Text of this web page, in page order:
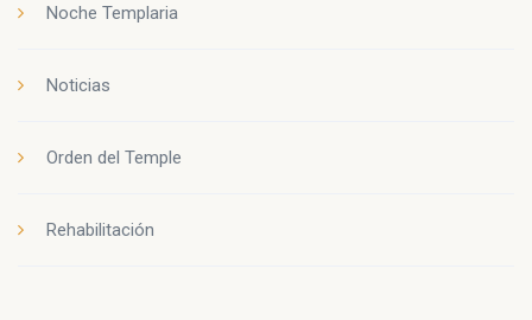
Noche Templaria
Noticias
Orden del Temple
Rehabilitación